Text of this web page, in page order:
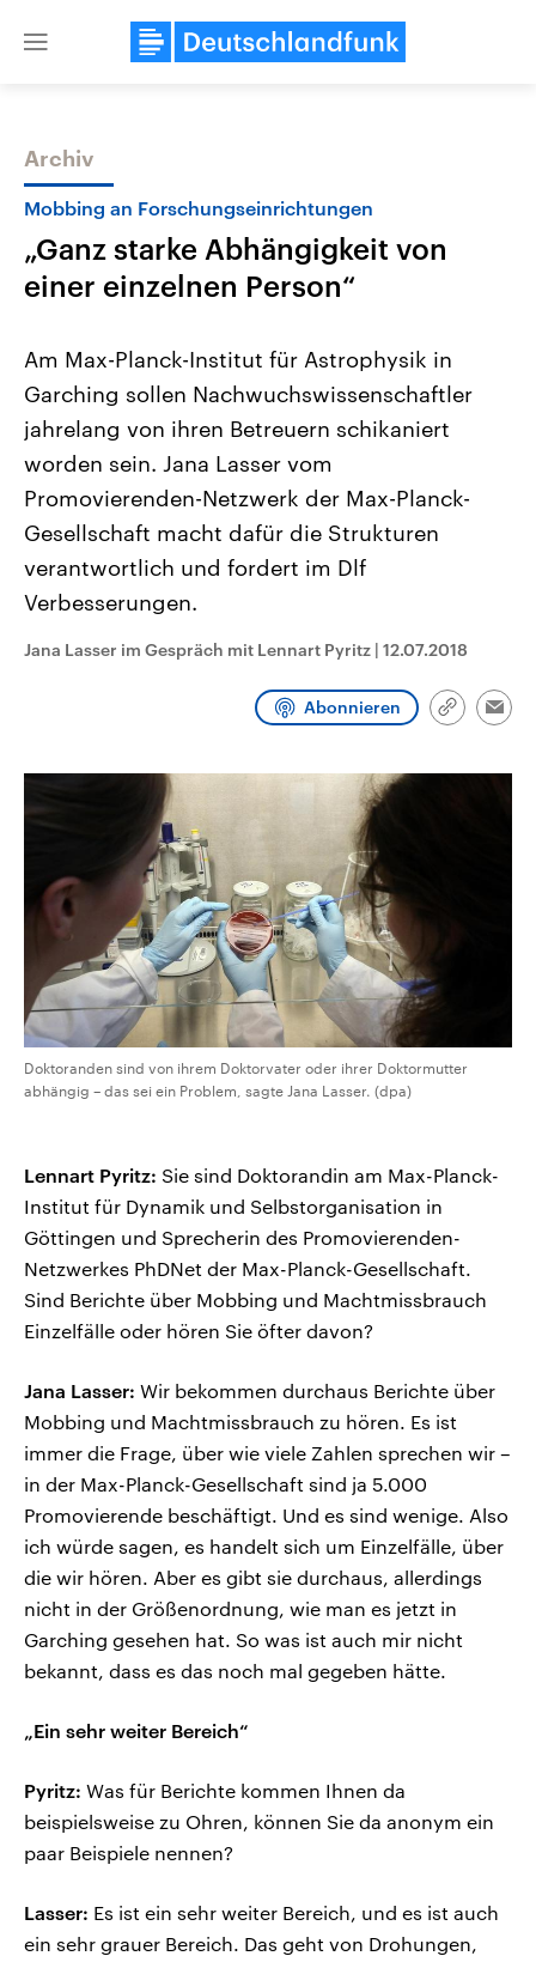
Close
Themen
USA
Aktuelle Beiträge, Analysen und
Hintergründe
Wirtschaftlich und militärisch
gehören die Vereinigten Staaten zu
den mächtigsten Ländern der Erde,
mit großem Einfluss auf das
Nahostkonflikt
Aktuelle Lage und
Terrororganisation Hamas
Oktober 2023 auf Israel
Region wieder die Gewalt
Israel möchte die Hamas
Libanon vom Iran
Sendungen Programm
Archiv
Mobbing an Forschungseinrichtungen
„Ganz starke Abhängigkeit von
einer einzelnen Person“
Am Max-Planck-Institut für Astrophysik in
Garching sollen Nachwuchswissenschaftler
jahrelang von ihren Betreuern schikaniert
worden sein. Jana Lasser vom
Promovierenden-Netzwerk der Max-Planck-
Gesellschaft macht dafür die Strukturen
verantwortlich und fordert im Dlf
Verbesserungen.
Jana Lasser im Gespräch mit Lennart Pyritz | 12.07.2018
Abonnieren
Link
Doktoranden sind von ihrem Doktorvater oder ihrer Doktormutter
abhängig – das sei ein Problem, sagte Jana Lasser. (dpa)
Lennart Pyritz: Sie sind Doktorandin am Max-Planck-
Institut für Dynamik und Selbstorganisation in
Göttingen und Sprecherin des Promovierenden-
Netzwerkes PhDNet der Max-Planck-Gesellschaft.
Sind Berichte über Mobbing und Machtmissbrauch
Einzelfälle oder hören Sie öfter davon?
Jana Lasser: Wir bekommen durchaus Berichte über
Mobbing und Machtmissbrauch zu hören. Es ist
immer die Frage, über wie viele Zahlen sprechen wir –
in der Max-Planck-Gesellschaft sind ja 5.000
Promovierende beschäftigt. Und es sind wenige. Also
ich würde sagen, es handelt sich um Einzelfälle, über
die wir hören. Aber es gibt sie durchaus, allerdings
nicht in der Größenordnung, wie man es jetzt in
Garching gesehen hat. So was ist auch mir nicht
bekannt, dass es das noch mal gegeben hätte.
„Ein sehr weiter Bereich“
Pyritz: Was für Berichte kommen Ihnen da
beispielsweise zu Ohren, können Sie da anonym ein
paar Beispiele nennen?
Lasser: Es ist ein sehr weiter Bereich, und es ist auch
ein sehr grauer Bereich. Das geht von Drohungen,